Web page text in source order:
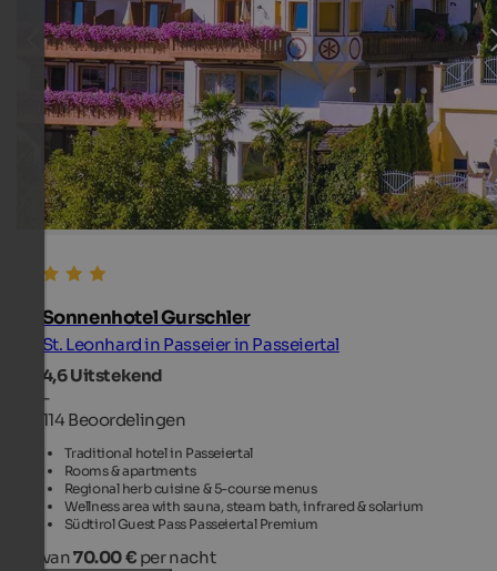
Sonnenhotel Gurschler
St. Leonhard in Passeier in Passeiertal
4,6Uitstekend
-
114 Beoordelingen
Traditional hotel in Passeiertal
Rooms & apartments
Regional herb cuisine & 5-course menus
Wellness area with sauna, steam bath, infrared & solarium
Südtirol Guest Pass Passeiertal Premium
van70.00 € per nacht